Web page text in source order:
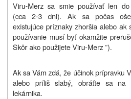
Viru-Merz sa smie používať len do
(cca 2-3 dni). Ak sa počas
existujúce príznaky zhoršia alebo ak
používanie musí byť okamžite
Skôr ako použijete Viru-Merz ”).
Ak sa Vám zdá, že účinok prípravku
alebo príliš slabý, obráťte sa na
lekárnika.